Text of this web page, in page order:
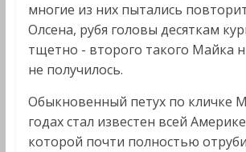
многие из них пытались
Олсена, рубя головы десяткам
тщетно - второго такого Майка
не получилось.
Обыкновенный петух по кличке
годах стал известен всей
которой почти полностью